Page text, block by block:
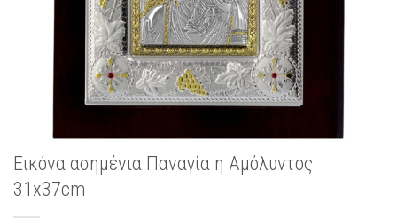
Εικόνα ασημένια Παναγία η Αμόλυντος
31x37cm